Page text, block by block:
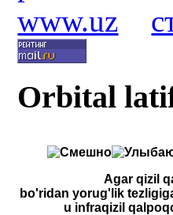
Orbital
Agar qizil
bo'ridan yorug'lik
u infraqizil